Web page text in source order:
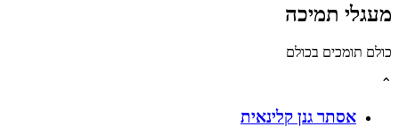
תמיכה
בכולם
אסתר גנן קלינאית